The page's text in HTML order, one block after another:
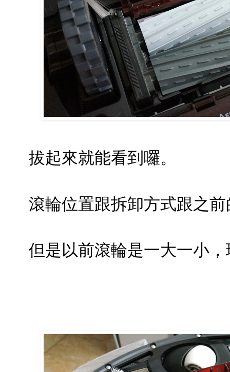
拔起來就能看到囉。
滾輪位置跟拆卸方式跟之
但是以前滾輪是一大一小